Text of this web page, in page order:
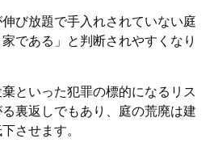
び放題で手入れされていない庭
である」と判断されやすくなり
といった犯罪の標的になるリス
裏返しでもあり、庭の荒廃は建
させます。